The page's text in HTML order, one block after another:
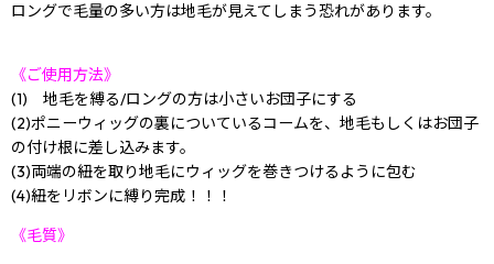
ロングで毛量の多い方は地毛が見えてしまう恐れがあります。
《ご使用方法》
(1) 地毛を縛る/ロングの方は小さいお団子にする
(2)ポニーウィッグの裏についているコームを、地毛もしくはお団子
の付け根に差し込みます。
(3)両端の紐を取り地毛にウィッグを巻きつけるように包む
(4)紐をリボンに縛り完成！！！
《毛質》